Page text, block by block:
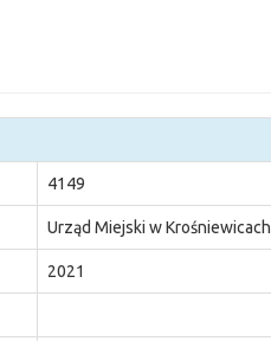
4149
Urząd Miejski w Krośniewicach
2021